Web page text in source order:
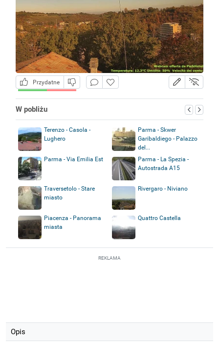
Przydatne
W pobliżu
Terenzo - Casola -
Lughero
Parma - Skwer
Garibaldiego - Palazzo
del...
Parma - Via Emilia Est
Parma - La Spezia -
Autostrada A15
Traversetolo - Stare
miasto
Rivergaro - Niviano
Piacenza - Panorama
miasta
Quattro Castella
REKLAMA
Opis